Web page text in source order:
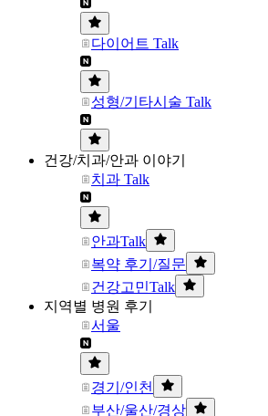
다이어트 Talk
성형/기타시술 Talk
건강/치과/안과 이야기
치과 Talk
안과Talk
복약 후기/질문
건강고민Talk
지역별 병원 후기
서울
경기/인천
부산/울산/경상